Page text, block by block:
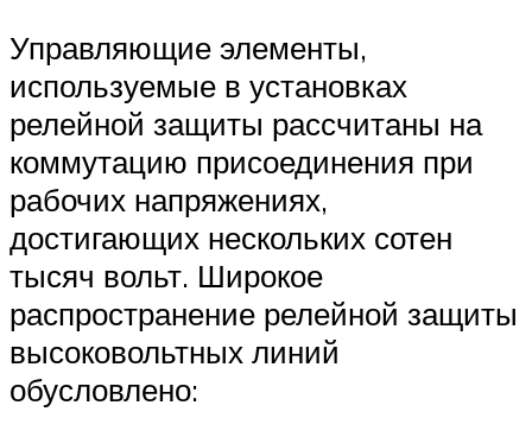
Управляющие элементы,
используемые в установках
релейной защиты рассчитаны на
коммутацию присоединения при
рабочих напряжениях,
достигающих нескольких сотен
тысяч вольт. Широкое
распространение релейной защиты
высоковольтных линий
обусловлено: